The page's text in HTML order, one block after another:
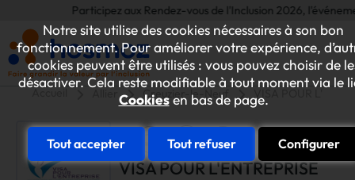
Notre site utilise des cookies nécessaires à son bon
fonctionnement. Pour améliorer votre expérience,
cookies peuvent être utilisés : vous pouvez choisir de
désactiver. Cela reste modifiable à tout moment via le
Cookiesen bas de page.
Tout accepter Tout refuser Configurer
Participez aux Rendez-vous de l'Inclusion 2026,
Accueil Creuzier-le-Neuf
VISA POUR L'ENTREPRISE